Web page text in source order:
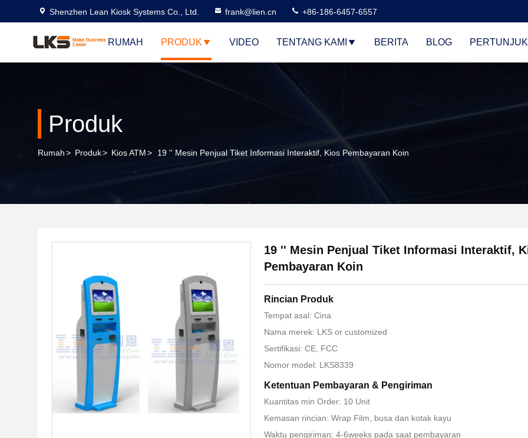
Shenzhen Lean Kiosk Systems Co., Ltd. frank@lien.cn +86-186-6457-6557
RUMAH PRODUK VIDEO TENTANG KAMI BERITA BLOG
Produk
Rumah> Produk> Kios ATM> 19 '' Mesin Penjual Tiket Informasi Interaktif, Kios Pembayaran Koin
19 '' Mesin Penjual Tiket Informasi Interaktif,
Pembayaran Koin
Rincian Produk
Tempat asal: Cina
Nama merek: LKS or customized
Sertifikasi: CE, FCC
Nomor model: LKS8339
Ketentuan Pembayaran & Pengiriman
Kuantitas min Order: 10 Unit
Kemasan rincian: Wrap Film, busa dan kotak kayu
Waktu pengiriman: 4-6weeks pada saat pembayaran